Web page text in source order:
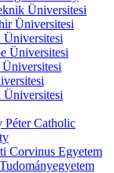
Üniversitesi
Üniversitesi
Üniversitesi
Üniversitesi
Üniversitesi
Üniversitesi
Péter Catholic
Corvinus Egyetem